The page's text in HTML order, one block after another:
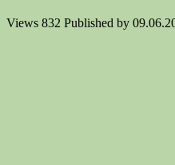
Views 832 Published by